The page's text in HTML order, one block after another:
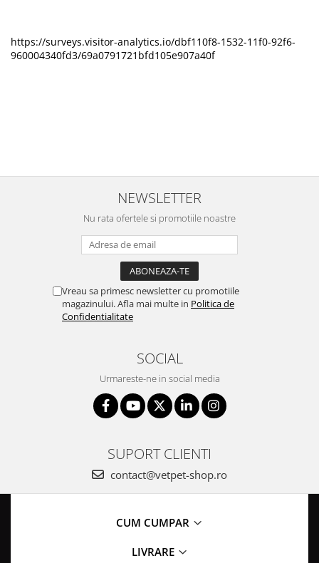
https://surveys.visitor-analytics.io/dbf110f8-1532-11f0-92f6-
960004340fd3/69a0791721bfd105e907a40f
NEWSLETTER
Nu rata ofertele si promotiile noastre
Vreau sa primesc newsletter cu promotiile
magazinului. Afla mai multe in Politica de
Confidentialitate
SOCIAL
Urmareste-ne in social media
SUPORT CLIENTI
contact@vetpet-shop.ro
CUM CUMPAR
LIVRARE